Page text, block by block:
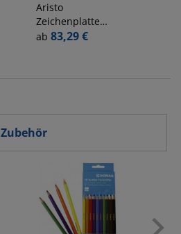
Aristo
Zeichenplatte
Geo Board weiß
ab 83,29 €
Zubehör